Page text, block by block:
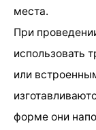
места.
При
использовать
или
форме они